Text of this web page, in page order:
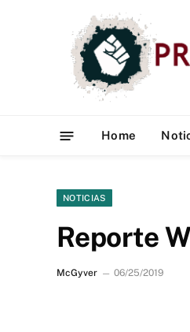
Home
NOTICIAS
Reporte
McGyver 06/25/2019